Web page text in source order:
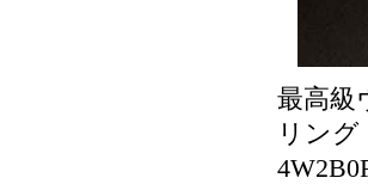
最高級
リン